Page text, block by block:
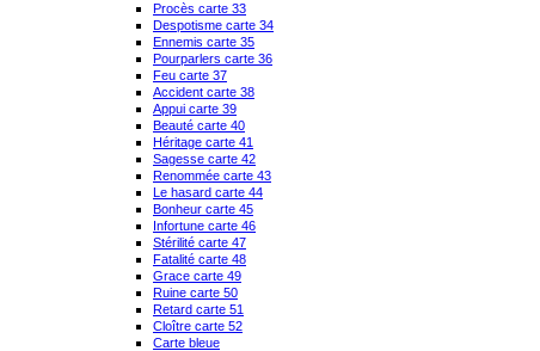
Procès carte 33
Despotisme carte 34
Ennemis carte 35
Pourparlers carte 36
Feu carte 37
Accident carte 38
Appui carte 39
Beauté carte 40
Héritage carte 41
Sagesse carte 42
Renommée carte 43
Le hasard carte 44
Bonheur carte 45
Infortune carte 46
Stérilité carte 47
Fatalité carte 48
Grace carte 49
Ruine carte 50
Retard carte 51
Cloître carte 52
Carte bleue